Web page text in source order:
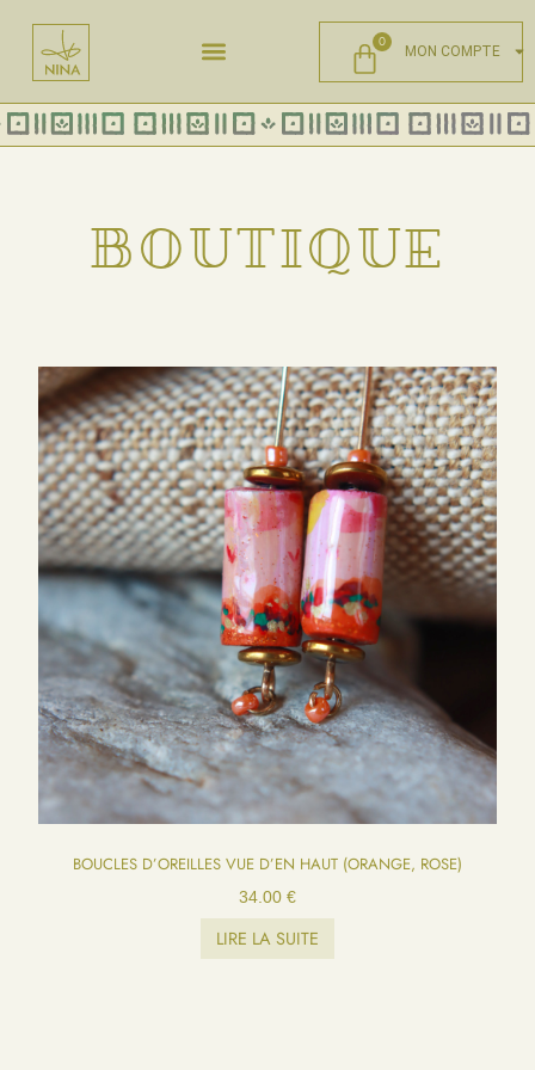
0
MON COMPTE
BOUTIQUE
BOUCLES D’OREILLES VUE D’EN HAUT (ORANGE, ROSE)
34.00 €
LIRE LA SUITE